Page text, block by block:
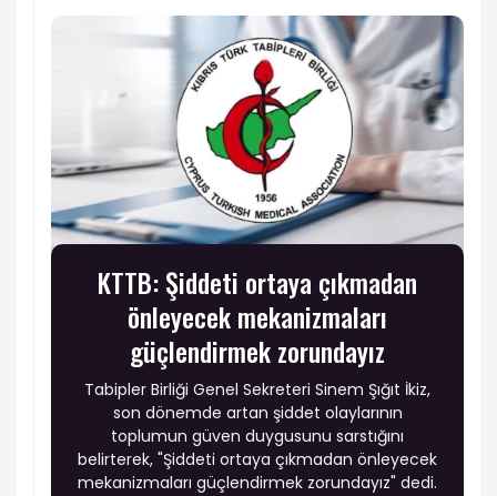
KTTB: Şiddeti ortaya çıkmadan
önleyecek mekanizmaları
güçlendirmek zorundayız
Tabipler Birliği Genel Sekreteri Sinem Şığıt İkiz,
son dönemde artan şiddet olaylarının
toplumun güven duygusunu sarstığını
belirterek, "Şiddeti ortaya çıkmadan önleyecek
mekanizmaları güçlendirmek zorundayız" dedi.